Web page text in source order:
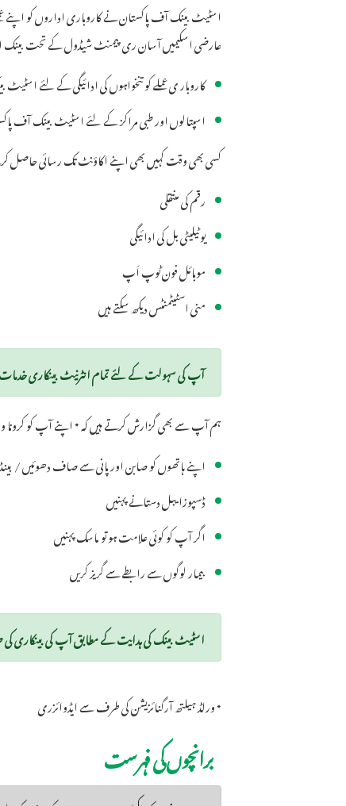
اسٹیٹ بینک آف پاکستان نے کاروباری اداروں کو اپنے
عارضی اسکیمیں آسان ری پیمنٹ شیڈول کے تحت بینک
کاروبار ی عملے کو تنخواہوں کی ادائیگی کے لئے
اسپتالوں اور طبی مراکز کے لئے اسٹیٹ بینک آف
کسی بھی وقت کہیں بھی اپنے اکاؤنٹ تک رسائی حاصل
رقم کی منتقلی
یوٹیلیٹی بل کی ادائیگی
موبائل فون ٹوپ اَپ
منی اسٹیٹمنٹس دیکھ سکتے ہیں
آپ کی سہولت کے لئے تمام انٹرنیٹ بینکاری
ہم آپ سے بھی گزارش کرتے ہیں کہ * اپنے آپ کو کرونا
اپنے ہاتھوں کو صابن اور پانی سے صاف دھوئیں / ہینڈ
ڈسپوزایبل دستانے پہنیں
اگر آپ کو کوئی علامت ہو تو ماسک پہنیں
بیمار لوگوں سے رابطے سے گریز کریں
اسٹیٹ بینک کی ہدایت کے مطابق آپ کی بینکاری کی ضروریات اوررہنمائی
* ورلڈ ہیلتھ آرگنائزیشن کی طرف سے ایڈوائزری
برانچوں کی فہرست